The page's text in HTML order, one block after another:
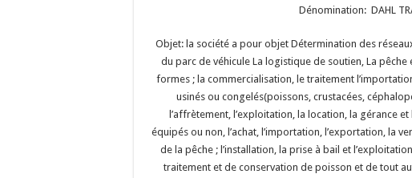
Dénomination: DAHL
Objet: la société a pour objet Détermination des
du parc de véhicule La logistique de soutien, La
formes ; la commercialisation, le traitement
usinés ou congelés(poissons, crustacées,
l’affrètement, l’exploitation, la location, la gérance
équipés ou non, l’achat, l’importation, l’exportation, la
de la pêche ; l’installation, la prise à bail et
traitement et de conservation de poisson et de tout